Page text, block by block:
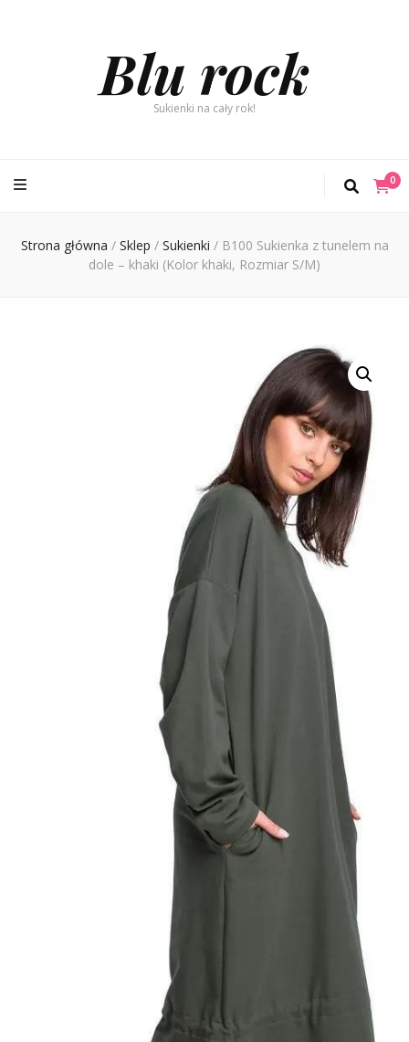
Blu rock
Sukienki na cały rok!
0
Strona główna / Sklep / Sukienki / B100 Sukienka z tunelem na
dole – khaki (Kolor khaki, Rozmiar S/M)